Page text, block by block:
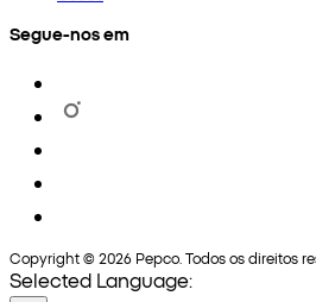
Segue-nos em
Copyright © 2026 Pepco. Todos os direitos
Selected Language: